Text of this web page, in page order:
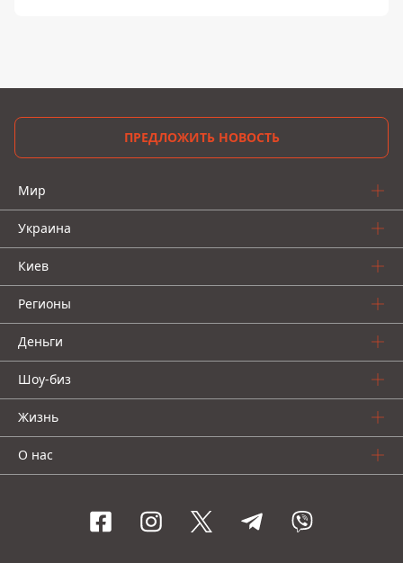
ПРЕДЛОЖИТЬ НОВОСТЬ
Мир
Украина
Киев
Регионы
Деньги
Шоу-биз
Жизнь
О нас